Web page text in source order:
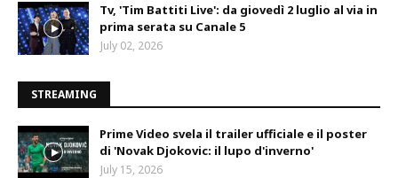
Tv, 'Tim Battiti Live': da giovedì 2 luglio al via in
prima serata su Canale 5
July 02, 2026
STREAMING
Prime Video svela il trailer ufficiale e il poster
di 'Novak Djokovic: il lupo d'inverno'
July 15, 2026